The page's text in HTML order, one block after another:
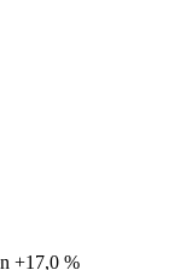
+17,0 %